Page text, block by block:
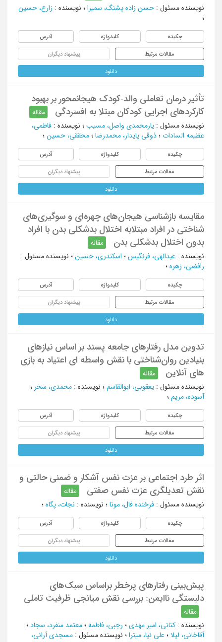
نویسنده مسئول : حسن زاده پشنگ، سمیرا ؛ نویسنده : زارع، حسین
؛
چکیده کلیدواژه آدرس
مقالات مرتبط پیشنهاد دیگران
دانلود
تأثیر درمان تعاملی والد-کودک هیجان‏محور بر بهبود
کارکردهای اجرایی کودکان مبتلا به افسردگی
مقاله
نویسنده مسئول : یارمحمدی واصل، مسیب ؛ نویسنده : فاطمی،
عظیمه السادات ؛ ذوقی پایدار، محمدرضا ؛ محققی، حسین ؛
چکیده کلیدواژه آدرس
مقالات مرتبط پیشنهاد دیگران
دانلود
مقایسه بازشناسی هیجان‌های چهره‌ای و سوگیری‌های
شناختی در افراد مبتلابه اختلال بدشکلی بدن با افراد
بدون اختلال بدشکلی بدن
مقاله
نویسنده : عبدالهی، فرنگیس ؛ اسکندری، حسین ؛ نویسنده مسئول :
رافضی، زهره ؛
چکیده کلیدواژه آدرس
مقالات مرتبط پیشنهاد دیگران
دانلود
تدوین مدل رفتارهای جامعه پسند بر اساس نیازهای
بنیادین روان‌شناختی با نقش واسطه ای اعتیاد به بازی
های آنلاین
مقاله
نویسنده مسئول : یعقوبی، ابوالقاسم ؛ نویسنده : محمدی، سحر ؛
آسوده، مریم ؛
چکیده کلیدواژه آدرس
مقالات مرتبط پیشنهاد دیگران
دانلود
اثر طرد اجتماعی بر عزت نفس آشکار و ضمنی حالتی و
نقش تعدیلگری عزت نفس صفتی
مقاله
نویسنده مسئول : فرخنده فال، مونا ؛ نویسنده : نجات، پگاه ؛
چکیده کلیدواژه آدرس
مقالات مرتبط پیشنهاد دیگران
دانلود
پیش‌بینی رفتارهای پرخطر براساس سبک‌های
دلبستگی ناایمن: بررسی نقش میانجی ظرفیت تاملی
مقاله
نویسنده : کتانی، امیر مهدی ؛ رجبی، فاطمه ؛ معتمد منفرد، سجاد ؛
آقاخانی، لیلا ؛ علی نیا، میترا ؛ نویسنده مسئول : مسجدی آرانی،